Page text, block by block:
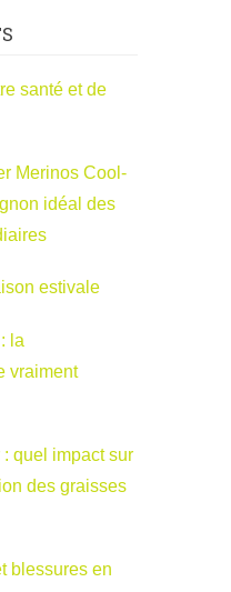
santé et de
Merinos Cool-
idéal des
estivale
la
vraiment
quel impact sur
des graisses
blessures en